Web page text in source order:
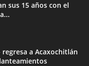
sus 15 años con el
a Acaxochitlán